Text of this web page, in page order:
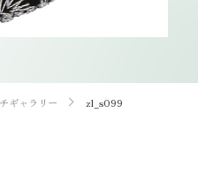
お問い合わせ
ギャラリー zl_s099